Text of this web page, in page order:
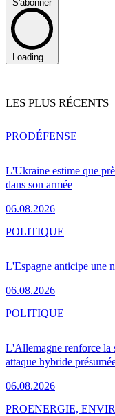
S'abonner
Loading...
LES PLUS RÉCENTS
L'Ukraine estime que
dans son armée
06.08.2026
PRODÉFENSE
L'Espagne anticipe une
06.08.2026
POLITIQUE
L'Allemagne renforce la
attaque hybride
06.08.2026
POLITIQUE
PROENERGIE,